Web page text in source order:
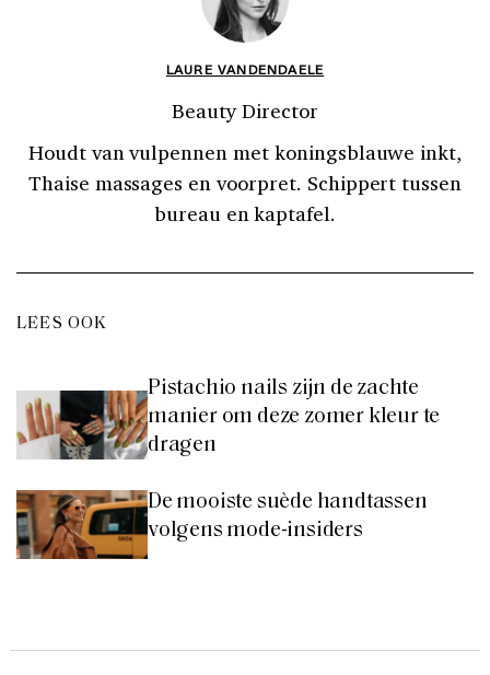
LAURE VANDENDAELE
Beauty Director
Houdt van vulpennen met koningsblauwe inkt,
Thaise massages en voorpret. Schippert tussen
bureau en kaptafel.
LEES OOK
Pistachio nails zijn de zachte
manier om deze zomer kleur te
dragen
De mooiste suède handtassen
volgens mode-insiders